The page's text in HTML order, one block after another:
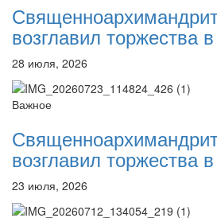
возглавил торжества
28 июля, 2026
Важное
возглавил торжества
23 июля, 2026